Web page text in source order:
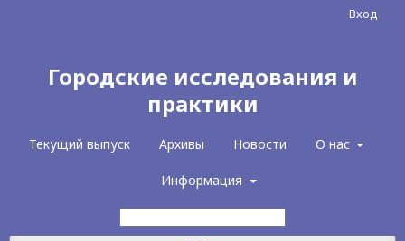
Городские исследования и
практики
Текущий выпуск Архивы Новости О нас
Информация
Вход